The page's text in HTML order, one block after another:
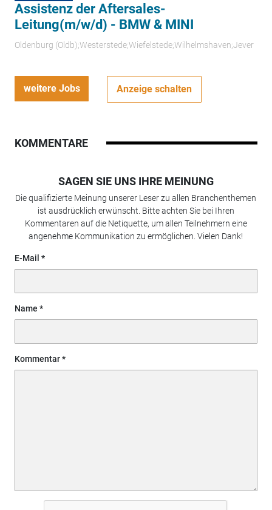
Assistenz der Aftersales-
Leitung(m/w/d) - BMW & MINI
Oldenburg (Oldb);Westerstede;Wiefelstede;Wilhelmshaven;Jever
weitere Jobs Anzeige schalten
KOMMENTARE
SAGEN SIE UNS IHRE MEINUNG
Die qualifizierte Meinung unserer Leser zu allen Branchenthemen
ist ausdrücklich erwünscht. Bitte achten Sie bei Ihren
Kommentaren auf die Netiquette, um allen Teilnehmern eine
angenehme Kommunikation zu ermöglichen. Vielen Dank!
E-Mail
Name
Kommentar